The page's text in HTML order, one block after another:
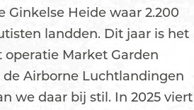
Ginkelse Heide waar 2.200
landden. Dit jaar is het
Market Garden
de Airborne Luchtlandingen
we daar bij stil. In 2025 viert